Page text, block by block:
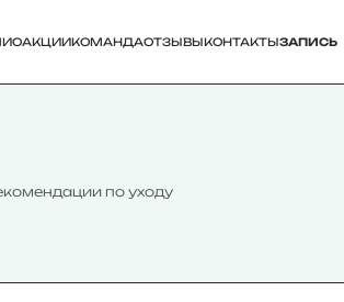
АКЦИИКОМАНДАОТЗЫВЫКОНТАКТЫЗАПИСЬ
по уходу